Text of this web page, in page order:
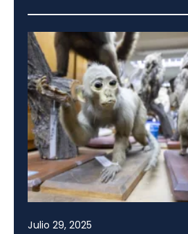
Julio 29, 2025